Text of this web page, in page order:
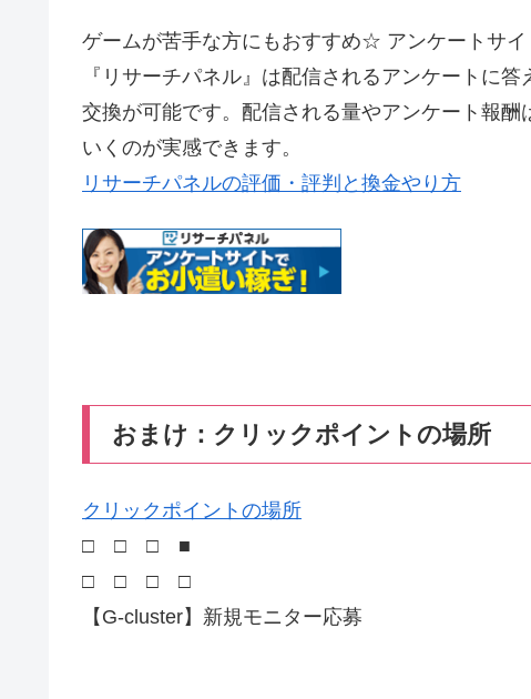
ゲームが苦手な方にもおすすめ☆ アンケートサイ
『リサーチパネル』は配信されるアンケートに答
交換が可能です。配信される量やアンケート報
いくのが実感できます。
リサーチパネルの評価・評判と換金やり方
おまけ：クリックポイントの場所
クリックポイントの場所
□ □ □ ■
□ □ □ □
【G-cluster】新規モニター応募